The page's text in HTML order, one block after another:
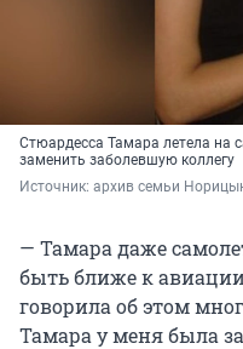
Стюардесса Тамара летела на
заменить заболевшую коллегу
Источник: архив семьи
— Тамара даже
быть ближе к
говорила об этом
Тамара у меня была